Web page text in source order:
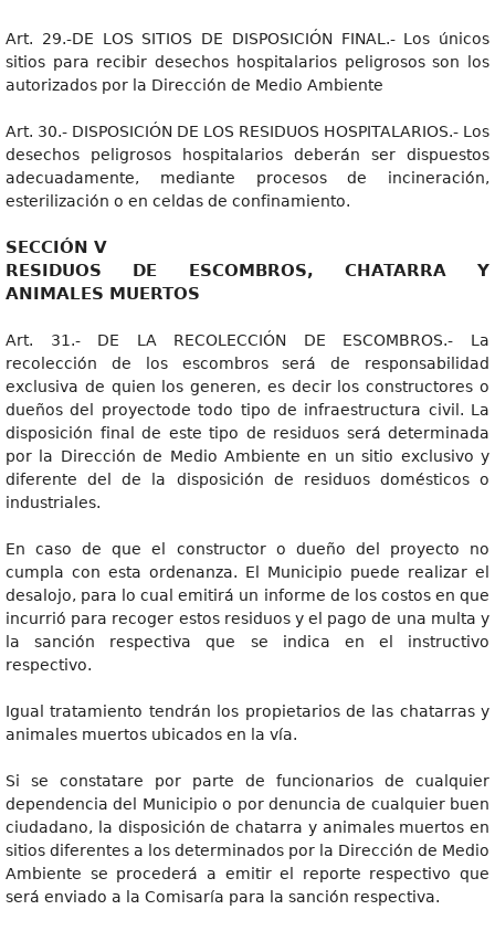
Art. 29.-DE LOS SITIOS DE DISPOSICIÓN FINAL.- Los únicos
sitios para recibir desechos hospitalarios peligrosos son los
autorizados por la Dirección de Medio Ambiente
Art. 30.- DISPOSICIÓN DE LOS RESIDUOS HOSPITALARIOS.- Los
desechos peligrosos hospitalarios deberán ser dispuestos
adecuadamente, mediante procesos de incineración,
esterilización o en celdas de confinamiento.
SECCIÓN V
RESIDUOS DE ESCOMBROS, CHATARRA Y
ANIMALES MUERTOS
Art. 31.- DE LA RECOLECCIÓN DE ESCOMBROS.- La
recolección de los escombros será de responsabilidad
exclusiva de quien los generen, es decir los constructores o
dueños del proyectode todo tipo de infraestructura civil. La
disposición final de este tipo de residuos será determinada
por la Dirección de Medio Ambiente en un sitio exclusivo y
diferente del de la disposición de residuos domésticos o
industriales.
En caso de que el constructor o dueño del proyecto no
cumpla con esta ordenanza. El Municipio puede realizar el
desalojo, para lo cual emitirá un informe de los costos en que
incurrió para recoger estos residuos y el pago de una multa y
la sanción respectiva que se indica en el instructivo
respectivo.
Igual tratamiento tendrán los propietarios de las chatarras y
animales muertos ubicados en la vía.
Si se constatare por parte de funcionarios de cualquier
dependencia del Municipio o por denuncia de cualquier buen
ciudadano, la disposición de chatarra y animales muertos en
sitios diferentes a los determinados por la Dirección de Medio
Ambiente se procederá a emitir el reporte respectivo que
será enviado a la Comisaría para la sanción respectiva.